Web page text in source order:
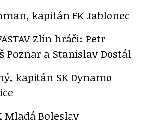
kapitán FK Jablonec
Zlín hráči: Petr
Poznar a Stanislav Dostál
kapitán SK Dynamo
Mladá Boleslav